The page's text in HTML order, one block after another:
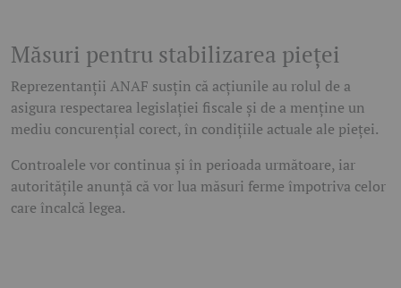
Măsuri pentru stabilizarea pieței
Reprezentanții ANAF susțin că acțiunile au rolul de a
asigura respectarea legislației fiscale și de a menține un
mediu concurențial corect, în condițiile actuale ale pieței.
Controalele vor continua și în perioada următoare, iar
autoritățile anunță că vor lua măsuri ferme împotriva celor
care încalcă legea.